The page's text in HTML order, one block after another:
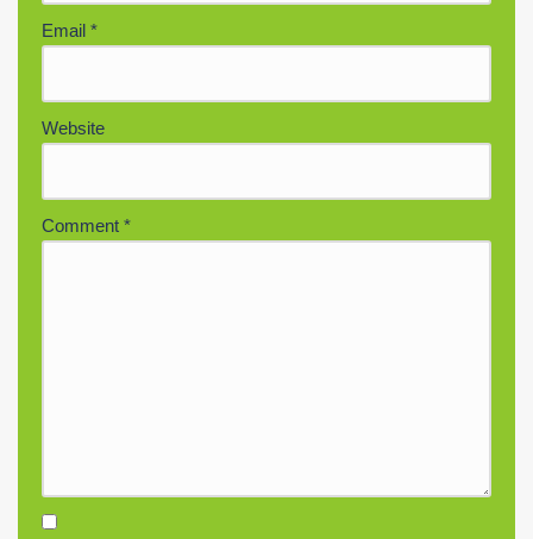
Email *
Website
Comment *